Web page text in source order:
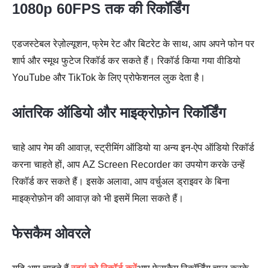
1080p 60FPS तक की रिकॉर्डिंग
एडजस्टेबल रेज़ोल्यूशन, फ्रेम रेट और बिटरेट के साथ, आप अपने फोन पर
शार्प और स्मूथ फुटेज रिकॉर्ड कर सकते हैं। रिकॉर्ड किया गया वीडियो
YouTube और TikTok के लिए प्रोफेशनल लुक देता है।
आंतरिक ऑडियो और माइक्रोफ़ोन रिकॉर्डिंग
चाहे आप गेम की आवाज़, स्ट्रीमिंग ऑडियो या अन्य इन-ऐप ऑडियो रिकॉर्ड
करना चाहते हों, आप AZ Screen Recorder का उपयोग करके उन्हें
रिकॉर्ड कर सकते हैं। इसके अलावा, आप वर्चुअल ड्राइवर के बिना
माइक्रोफ़ोन की आवाज़ को भी इसमें मिला सकते हैं।
फेसकैम ओवरले